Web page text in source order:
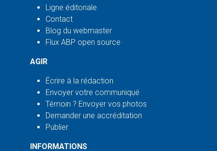
Ligne éditoriale
Contact
Blog du webmaster
Flux ABP open source
AGIR
Écrire à la rédaction
Envoyer votre communiqué
Témoin ? Envoyer vos photos
Demander une accréditation
Publier
INFORMATIONS